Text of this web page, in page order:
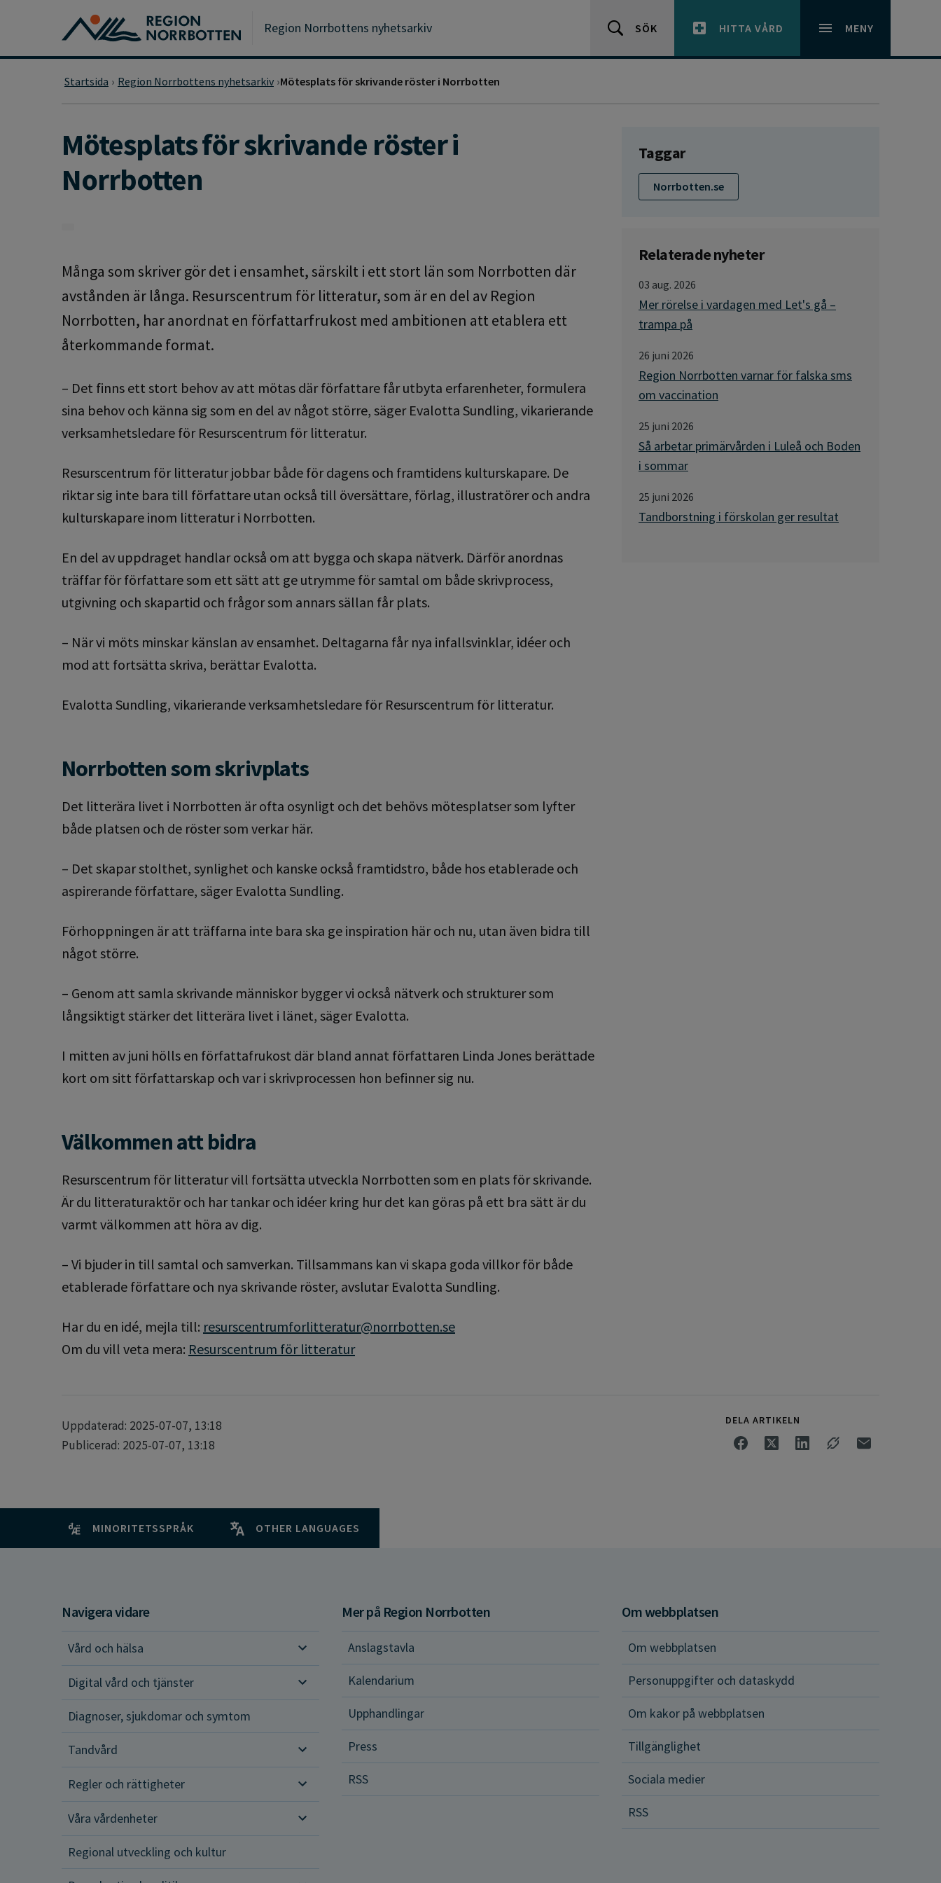
Gå till huvudmeny
Gå till övergripande innehåll
Region Norrbottens nyhetsarkiv SÖK HITTA VÅRD MENY
Startsida Region Norrbottens nyhetsarkiv Mötesplats för skrivande röster i Norrbotten
Mötesplats för skrivande röster i
Norrbotten
Många som skriver gör det i ensamhet, särskilt i ett stort län som Norrbotten där
avstånden är långa. Resurscentrum för litteratur, som är en del av Region
Norrbotten, har anordnat en författarfrukost med ambitionen att etablera ett
återkommande format.
– Det finns ett stort behov av att mötas där författare får utbyta erfarenheter, formulera
sina behov och känna sig som en del av något större, säger Evalotta Sundling, vikarierande
verksamhetsledare för Resurscentrum för litteratur.
Resurscentrum för litteratur jobbar både för dagens och framtidens kulturskapare. De
riktar sig inte bara till författare utan också till översättare, förlag, illustratörer och andra
kulturskapare inom litteratur i Norrbotten.
En del av uppdraget handlar också om att bygga och skapa nätverk. Därför anordnas
träffar för författare som ett sätt att ge utrymme för samtal om både skrivprocess,
utgivning och skapartid och frågor som annars sällan får plats.
– När vi möts minskar känslan av ensamhet. Deltagarna får nya infallsvinklar, idéer och
mod att fortsätta skriva, berättar Evalotta.
Evalotta Sundling, vikarierande verksamhetsledare för Resurscentrum för litteratur.
Norrbotten som skrivplats
Det litterära livet i Norrbotten är ofta osynligt och det behövs mötesplatser som lyfter
både platsen och de röster som verkar här.
– Det skapar stolthet, synlighet och kanske också framtidstro, både hos etablerade och
aspirerande författare, säger Evalotta Sundling.
Förhoppningen är att träffarna inte bara ska ge inspiration här och nu, utan även bidra till
något större.
– Genom att samla skrivande människor bygger vi också nätverk och strukturer som
långsiktigt stärker det litterära livet i länet, säger Evalotta.
I mitten av juni hölls en författafrukost där bland annat författaren Linda Jones berättade
kort om sitt författarskap och var i skrivprocessen hon befinner sig nu.
Välkommen att bidra
Resurscentrum för litteratur vill fortsätta utveckla Norrbotten som en plats för skrivande.
Är du litteraturaktör och har tankar och idéer kring hur det kan göras på ett bra sätt är du
varmt välkommen att höra av dig.
– Vi bjuder in till samtal och samverkan. Tillsammans kan vi skapa goda villkor för både
etablerade författare och nya skrivande röster, avslutar Evalotta Sundling.
Har du en idé, mejla till: resurscentrumforlitteratur@norrbotten.se
Om du vill veta mera: Resurscentrum för litteratur
Taggar
Norrbotten.se
Relaterade nyheter
03 aug. 2026
Mer rörelse i vardagen med Let's gå –
trampa på
26 juni 2026
Region Norrbotten varnar för falska sms
om vaccination
25 juni 2026
Så arbetar primärvården i Luleå och Boden
i sommar
25 juni 2026
Tandborstning i förskolan ger resultat
Uppdaterad: 2025-07-07, 13:18
Publicerad: 2025-07-07, 13:18
DELA ARTIKELN
MINORITETSSPRÅK OTHER LANGUAGES
Navigera vidare
Vård och hälsa
Vård och hälsa
Digital vård och tjänster
Diagnoser, sjukdomar och symtom
Tandvård
Regler och rättigheter
Regler och rättigheter
Våra vårdenheter
Regional utveckling och kultur
Mer på Region Norrbotten
Anslagstavla
Kalendarium
Upphandlingar
Press
RSS
Om webbplatsen
Om webbplatsen
Personuppgifter och dataskydd
Om kakor på webbplatsen
Tillgänglighet
Sociala medier
RSS